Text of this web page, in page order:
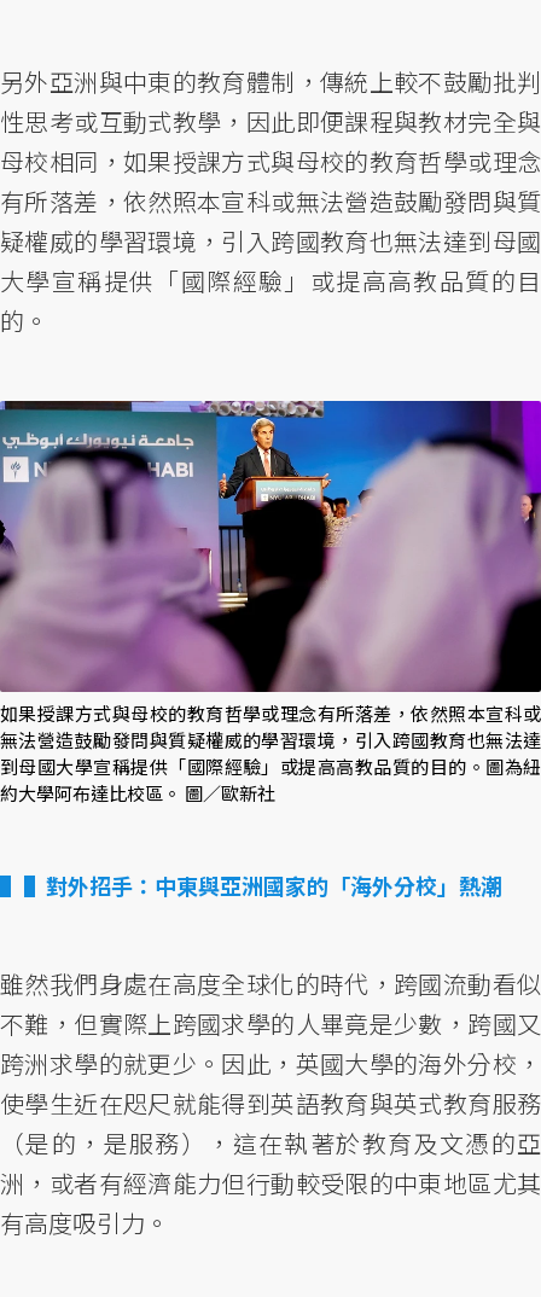
另外亞洲與中東的教育體制，傳統上較不鼓勵批判
性思考或互動式教學，因此即便課程與教材完全與
母校相同，如果授課方式與母校的教育哲學或理念
有所落差，依然照本宣科或無法營造鼓勵發問與質
疑權威的學習環境，引入跨國教育也無法達到母國
大學宣稱提供「國際經驗」或提高高教品質的目
的。
如果授課方式與母校的教育哲學或理念有所落差，依然照本宣科或
無法營造鼓勵發問與質疑權威的學習環境，引入跨國教育也無法達
到母國大學宣稱提供「國際經驗」或提高高教品質的目的。圖為紐
約大學阿布達比校區。 圖／歐新社
▌對外招手：中東與亞洲國家的「海外分校」熱潮
雖然我們身處在高度全球化的時代，跨國流動看似
不難，但實際上跨國求學的人畢竟是少數，跨國又
跨洲求學的就更少。因此，英國大學的海外分校，
使學生近在咫尺就能得到英語教育與英式教育服務
（是的，是服務），這在執著於教育及文憑的亞
洲，或者有經濟能力但行動較受限的中東地區尤其
有高度吸引力。